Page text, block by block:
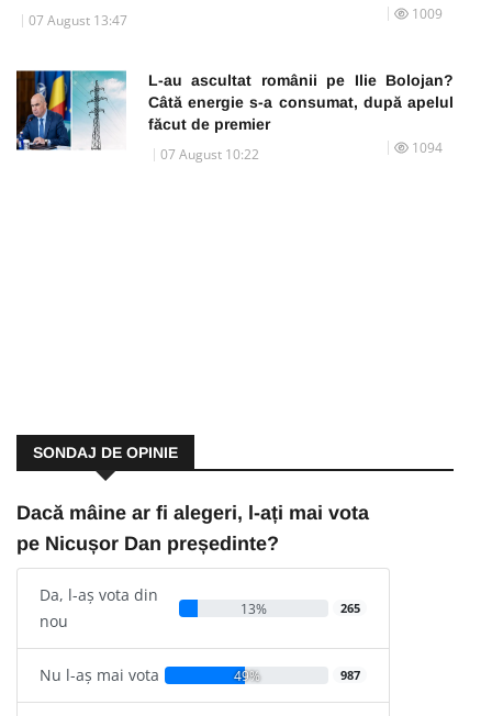
07 August 13:47 1009
L-au ascultat românii pe Ilie Bolojan?
Câtă energie s-a consumat, după apelul
făcut de premier
07 August 10:22 1094
SONDAJ DE OPINIE
Dacă mâine ar fi alegeri, l-ați mai vota
pe Nicușor Dan președinte?
Da, l-aș vota din
nou
13% 265
Nu l-aș mai vota 49% 987